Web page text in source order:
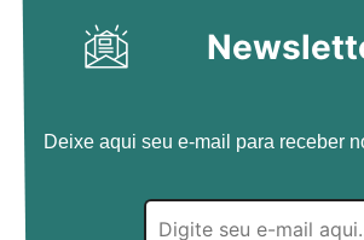
Deixe aqui seu e-mail para receber